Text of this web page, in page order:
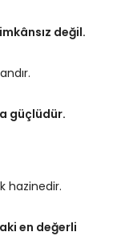
değil.
güçlüdür.
hazinedir.
en değerli